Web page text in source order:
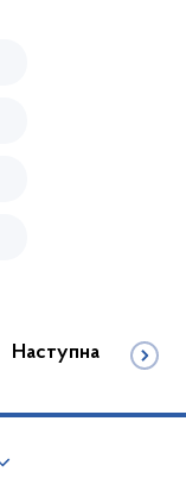
Наступна